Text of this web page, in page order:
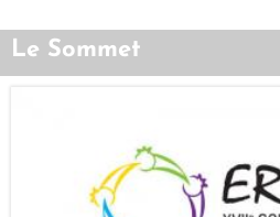
Le Sommet